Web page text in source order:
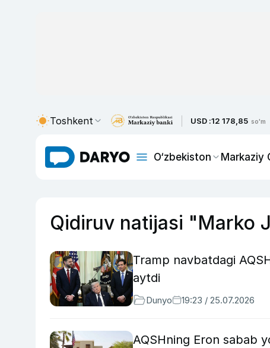
Toshkent USD :12 178,85 so'm
O‘zbekiston Markaziy
Qidiruv natijasi "Marko
Tramp navbatdagi
aytdi
Dunyo 19:23 / 25.07.2026
AQSHning Eron sabab